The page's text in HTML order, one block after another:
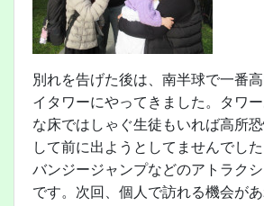
別れを告げた後は、南半球で一番
イタワーにやってきました。タワ
な床ではしゃぐ生徒もいれば高所
して前に出ようとしてませんでし
バンジージャンプなどのアトラク
です。次回、個人で訪れる機会が